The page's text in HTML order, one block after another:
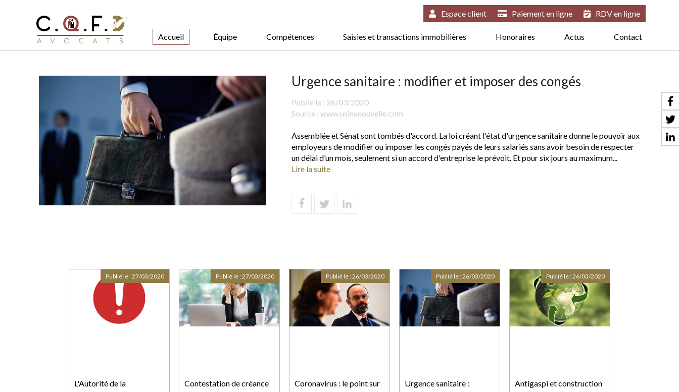
Accueil Équipe Compétences Saisies et transactions immobilières Honoraires Actus Contact
Espace client Paiement en ligne RDV en ligne
Urgence sanitaire : modifier et imposer des congés
Publié le : 26/03/2020
Source : www.usinenouvelle.com
Assemblée et Sénat sont tombés d'accord. La loi créant l'état d'urgence sanitaire donne le pouvoir aux
employeurs de modifier ou imposer les congés payés de leurs salariés sans avoir besoin de respecter
un délai d’un mois, seulement si un accord d'entreprise le prévoit. Et pour six jours au maximum...
Lire la suite
L'Autorité de la
Publié le :27/03/2020
Contestation de créance
Publié le :27/03/2020
Coronavirus : le point sur
Publié le :26/03/2020
Urgence sanitaire :
Publié le :26/03/2020
Antigaspi et construction
Publié le :26/03/2020